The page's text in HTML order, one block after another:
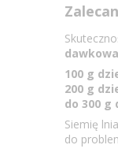
100 g
200 g
do 300 g
Siemię
do